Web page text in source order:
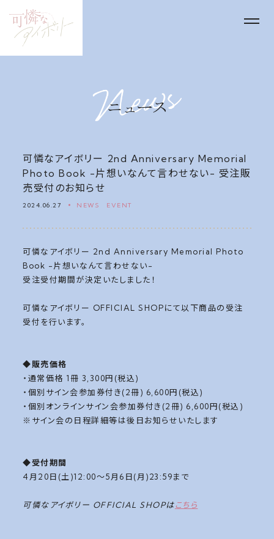
可憐なアイボリー 2nd Anniversary Memorial
Photo Book -片想いなんて言わせない- 受注販
売受付のお知らせ
2024.06.27 NEWS EVENT
可憐なアイボリー 2nd Anniversary Memorial Photo
Book -片想いなんて言わせない-
受注受付期間が決定いたしました！
可憐なアイボリー OFFICIAL SHOPにて以下商品の受注
受付を行います。
◆販売価格
・通常価格 1冊 3,300円(税込)
・個別サイン会参加券付き(2冊) 6,600円(税込)
・個別オンラインサイン会参加券付き(2冊) 6,600円(税込)
※サイン会の日程詳細等は後日お知らせいたします
◆受付期間
4月20日(土)12:00～5月6日(月)23:59まで
可憐なアイボリー OFFICIAL SHOPはこちら